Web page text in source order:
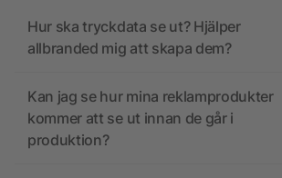
Hur ska tryckdata se ut? Hjälper
allbranded mig att skapa dem?
Kan jag se hur mina reklamprodukter
kommer att se ut innan de går i
produktion?